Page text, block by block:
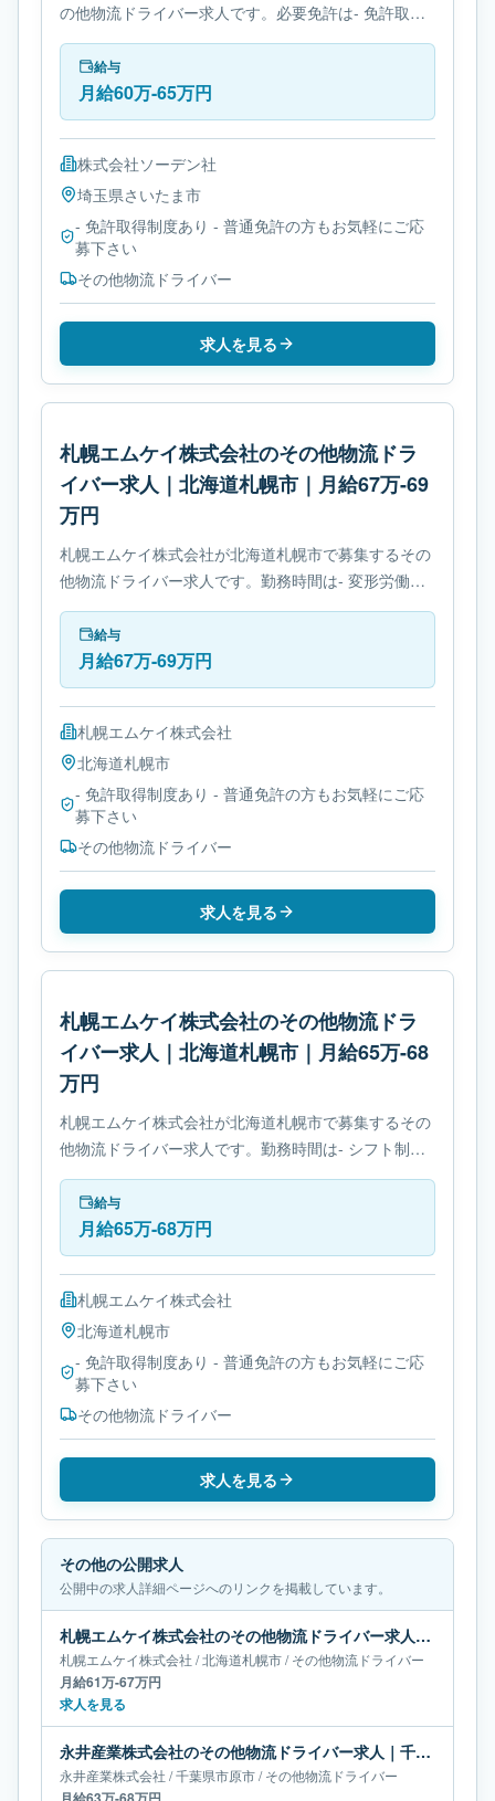
の他物流ドライバー求人です。必要免許は- 免許取得
制度ありです。
給与
月給60万-65万円
株式会社ソーデン社
埼玉県さいたま市
- 免許取得制度あり - 普通免許の方もお気軽にご応
募下さい
その他物流ドライバー
求人を見る
札幌エムケイ株式会社のその他物流ドラ
イバー求人｜北海道札幌市｜月給67万-69
万円
札幌エムケイ株式会社が北海道札幌市で募集するその
他物流ドライバー求人です。勤務時間は- 変形労働時
間制です。必要免許は- 免許取得制度ありです。
給与
月給67万-69万円
札幌エムケイ株式会社
北海道札幌市
- 免許取得制度あり - 普通免許の方もお気軽にご応
募下さい
その他物流ドライバー
求人を見る
札幌エムケイ株式会社のその他物流ドラ
イバー求人｜北海道札幌市｜月給65万-68
万円
札幌エムケイ株式会社が北海道札幌市で募集するその
他物流ドライバー求人です。勤務時間は- シフト制で
す。必要免許は- 免許取得制度ありです。
給与
月給65万-68万円
札幌エムケイ株式会社
北海道札幌市
- 免許取得制度あり - 普通免許の方もお気軽にご応
募下さい
その他物流ドライバー
求人を見る
その他の公開求人
公開中の求人詳細ページへのリンクを掲載しています。
札幌エムケイ株式会社のその他物流ドライバー求人｜北海道札幌市｜月給61万-67万円
札幌エムケイ株式会社 /北海道札幌市/その他物流ドライバー
月給61万-67万円
求人を見る
永井産業株式会社のその他物流ドライバー求人｜千葉県市原市｜月給63万-68万円
永井産業株式会社 /千葉県市原市/その他物流ドライバー